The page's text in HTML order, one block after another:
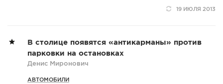
19 ИЮЛЯ 2013
В столице появятся «антикарманы» против
парковки на остановках
Денис Миронович
АВТОМОБИЛИ